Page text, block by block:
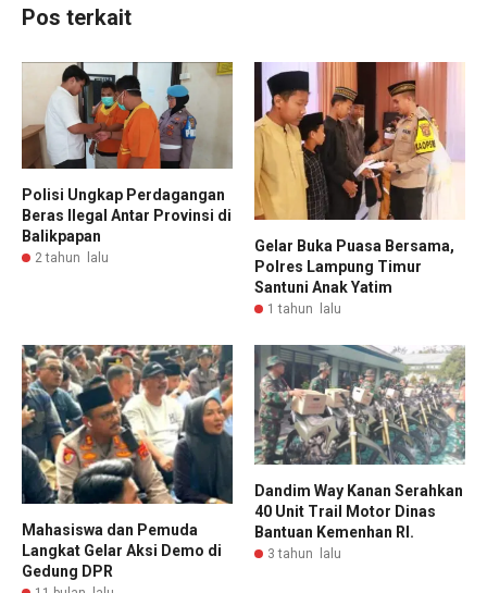
Pos terkait
Polisi Ungkap Perdagangan
Beras Ilegal Antar Provinsi di
Balikpapan
2 tahun lalu
Gelar Buka Puasa Bersama,
Polres Lampung Timur
Santuni Anak Yatim
1 tahun lalu
Mahasiswa dan Pemuda
Langkat Gelar Aksi Demo di
Gedung DPR
Dandim Way Kanan Serahkan
40 Unit Trail Motor Dinas
Bantuan Kemenhan RI.
3 tahun lalu